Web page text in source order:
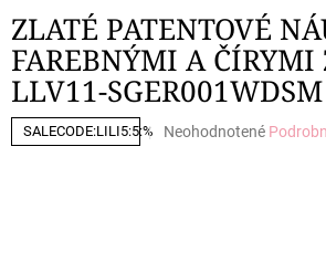
ZLATÉ PATENTOVÉ
FAREBNÝMI A
LLV11-SGER001WDSM
SALECODE:LILI5:5:%
Priemerné
Neohodnotené